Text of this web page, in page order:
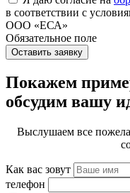
в соответствии с
ООО «ЕСА»
Обязательное поле
Оставить заявку
Покажем
обсудим вашу
Выслушаем все
Как вас зовут
телефон